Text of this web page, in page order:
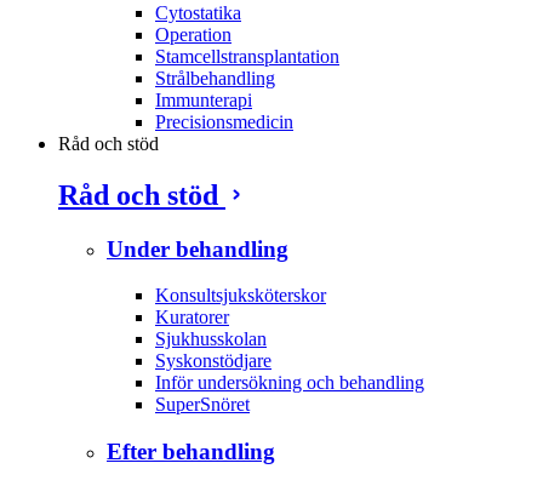
Cytostatika
Operation
Stamcellstransplantation
Strålbehandling
Immunterapi
Precisionsmedicin
Råd och stöd
Råd och stöd
Under behandling
Konsultsjuksköterskor
Kuratorer
Sjukhusskolan
Syskonstödjare
Inför undersökning och behandling
SuperSnöret
Efter behandling